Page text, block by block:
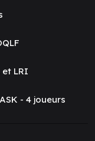
et LRI
- 4 joueurs